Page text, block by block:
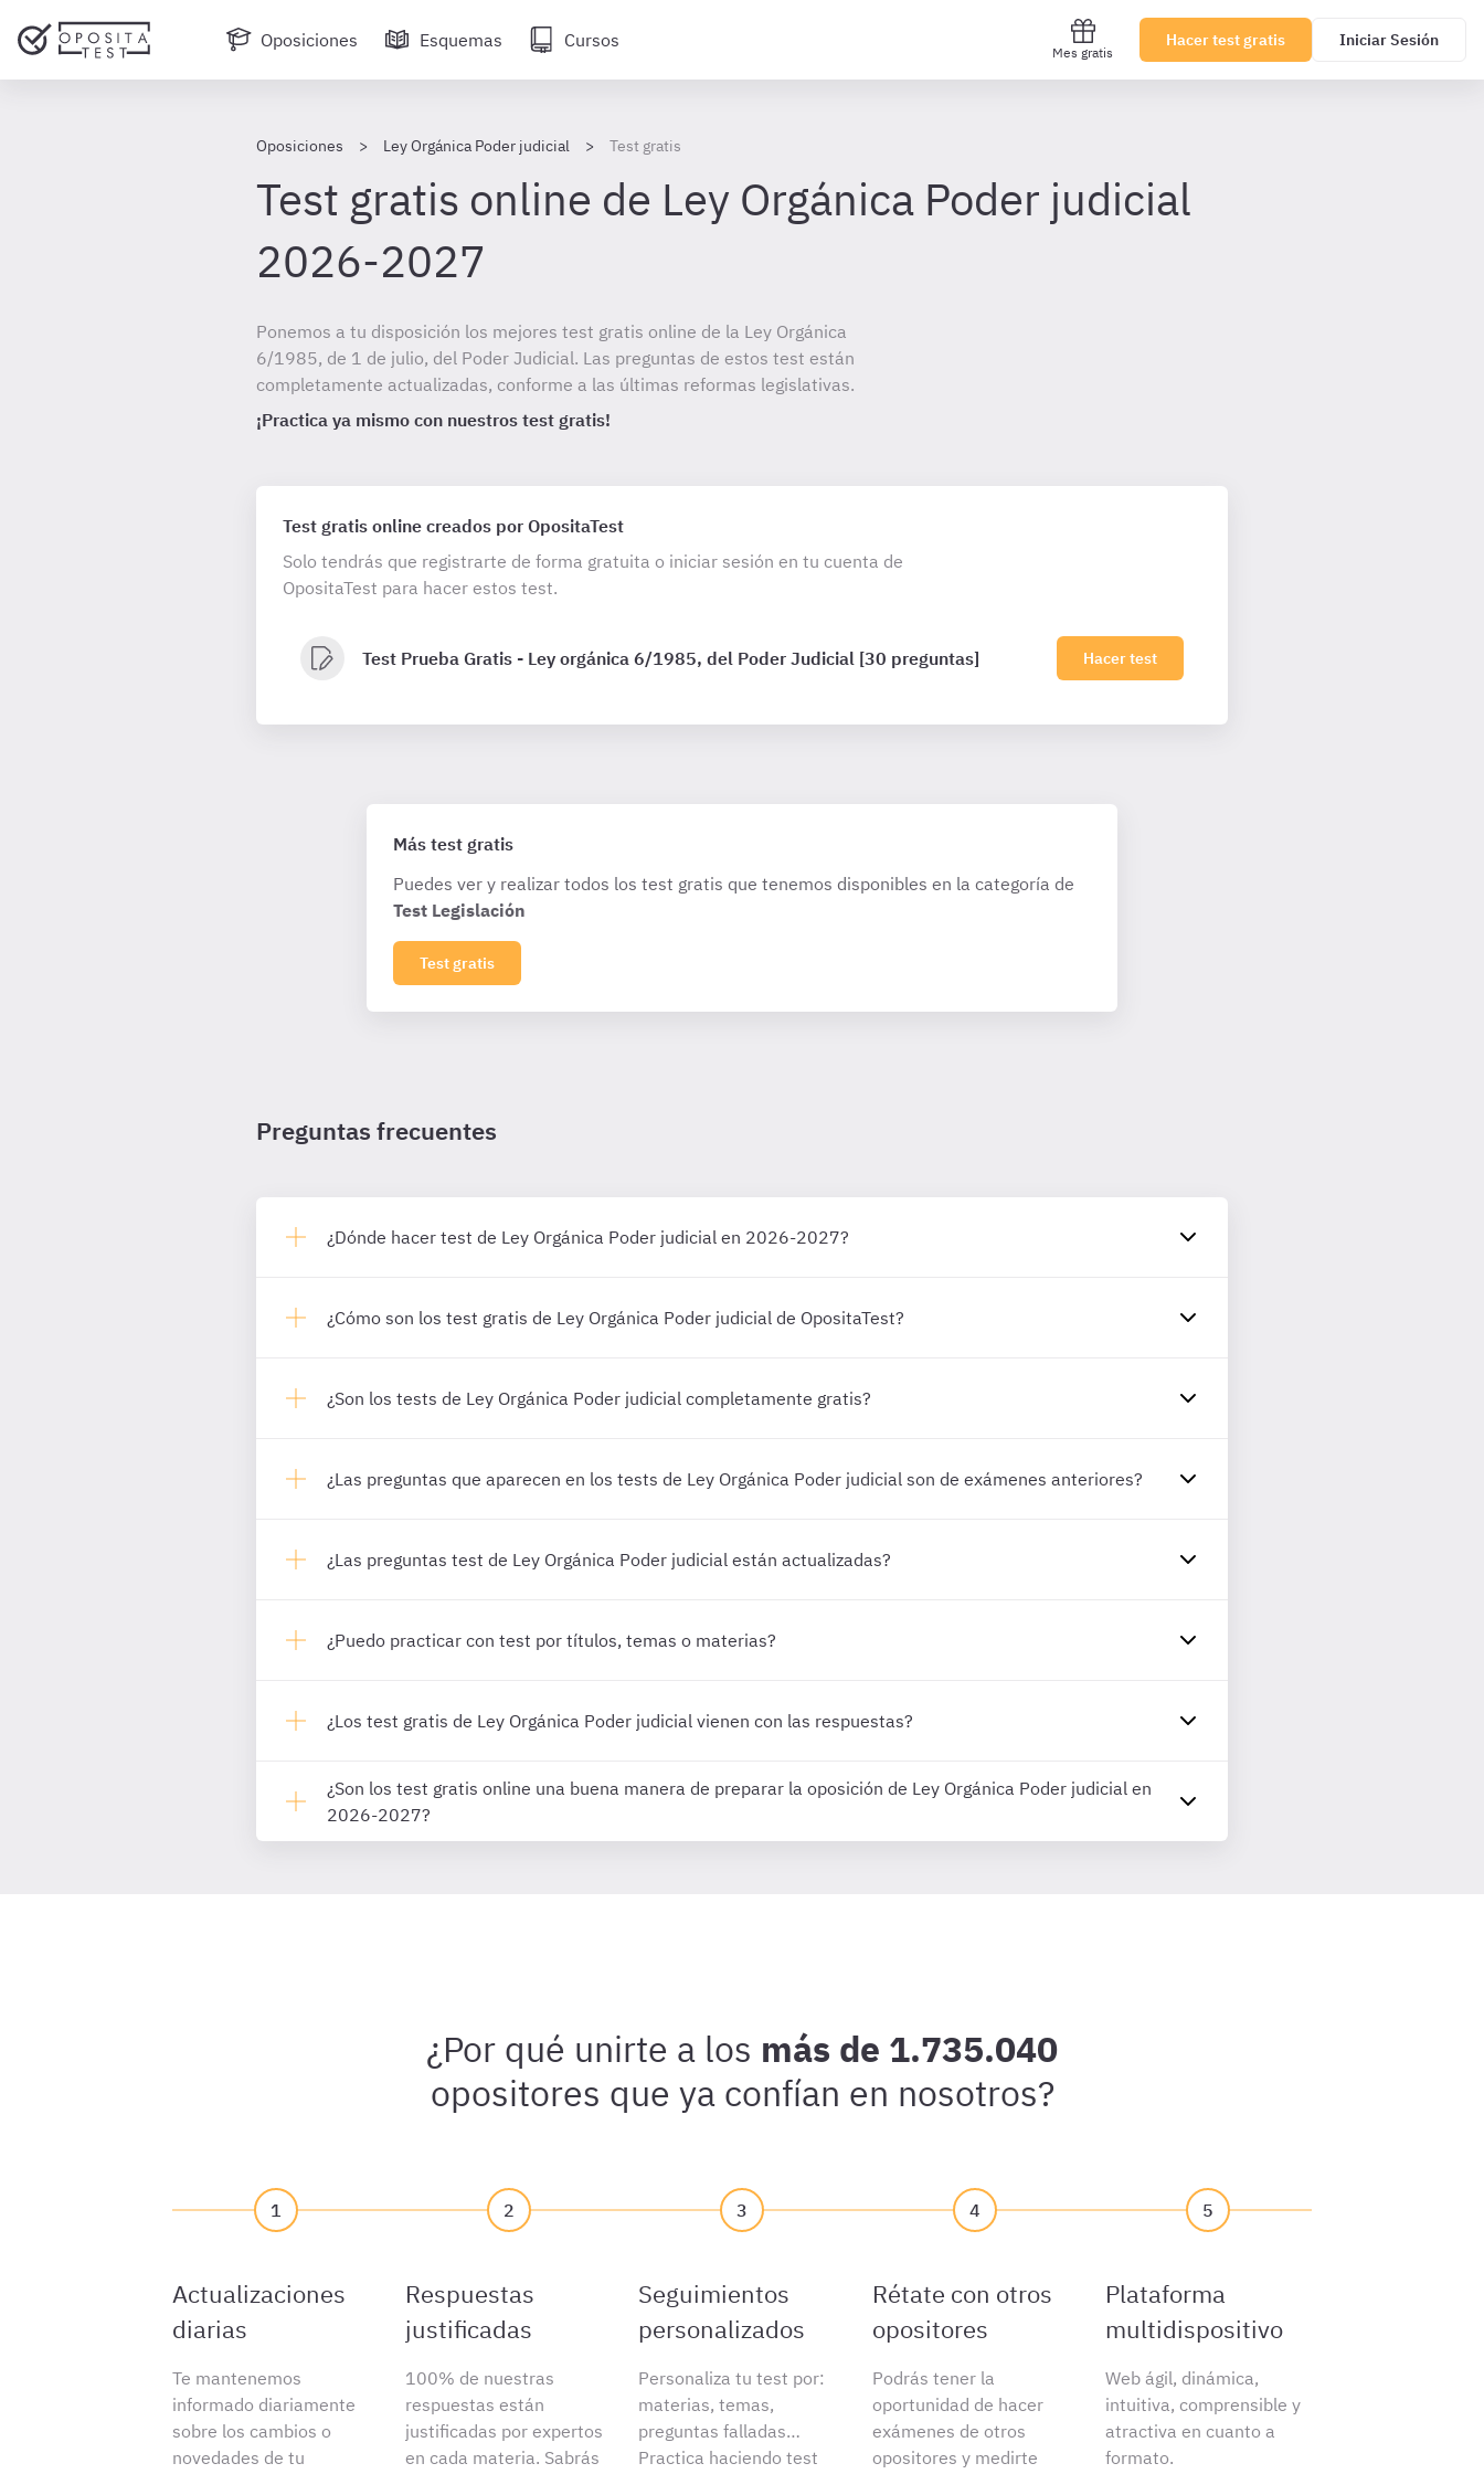
Oposiciones Esquemas Cursos
Mes gratis
Hacer test gratis Iniciar Sesión
Oposiciones Ley Orgánica Poder judicial Test gratis
Test gratis online de Ley Orgánica Poder judicial
2026-2027
Ponemos a tu disposición los mejores test gratis online de la Ley Orgánica
6/1985, de 1 de julio, del Poder Judicial. Las preguntas de estos test están
completamente actualizadas, conforme a las últimas reformas legislativas.
¡Practica ya mismo con nuestros test gratis!
Test gratis online creados por OpositaTest
Solo tendrás que registrarte de forma gratuita o iniciar sesión en tu cuenta de
OpositaTest para hacer estos test.
Test Prueba Gratis - Ley orgánica 6/1985, del Poder Judicial [30 preguntas] Hacer test
Más test gratis
Puedes ver y realizar todos los test gratis que tenemos disponibles en la categoría de
Test Legislación
Test gratis
Preguntas frecuentes
¿Dónde hacer test de Ley Orgánica Poder judicial en 2026-2027?
¿Cómo son los test gratis de Ley Orgánica Poder judicial de OpositaTest?
¿Son los tests de Ley Orgánica Poder judicial completamente gratis?
¿Las preguntas que aparecen en los tests de Ley Orgánica Poder judicial son de exámenes anteriores?
¿Las preguntas test de Ley Orgánica Poder judicial están actualizadas?
¿Puedo practicar con test por títulos, temas o materias?
¿Los test gratis de Ley Orgánica Poder judicial vienen con las respuestas?
¿Son los test gratis online una buena manera de preparar la oposición de Ley Orgánica Poder judicial en
2026-2027?
¿Por qué unirte a los más de 1.735.040
opositores que ya confían en nosotros?
1
Actualizaciones
diarias
Te mantenemos
informado diariamente
sobre los cambios o
novedades de tu
2
Respuestas
justificadas
100% de nuestras
respuestas están
justificadas por expertos
en cada materia. Sabrás
3
Seguimientos
personalizados
Personaliza tu test por:
materias, temas,
preguntas falladas…
Practica haciendo test
4
Rétate con otros
opositores
Podrás tener la
oportunidad de hacer
exámenes de otros
opositores y medirte
5
Plataforma
multidispositivo
Web ágil, dinámica,
intuitiva, comprensible y
atractiva en cuanto a
formato.